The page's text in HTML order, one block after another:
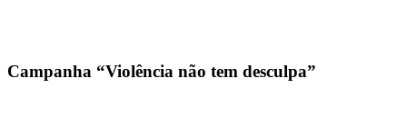
Campanha “Violência não tem desculpa”